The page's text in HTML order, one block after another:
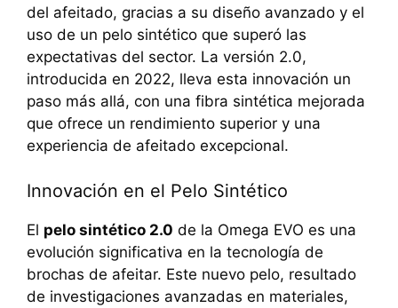
del afeitado, gracias a su diseño avanzado y el
uso de un pelo sintético que superó las
expectativas del sector. La versión 2.0,
introducida en 2022, lleva esta innovación un
paso más allá, con una fibra sintética mejorada
que ofrece un rendimiento superior y una
experiencia de afeitado excepcional.
Innovación en el Pelo Sintético
El pelo sintético 2.0 de la Omega EVO es una
evolución significativa en la tecnología de
brochas de afeitar. Este nuevo pelo, resultado
de investigaciones avanzadas en materiales,